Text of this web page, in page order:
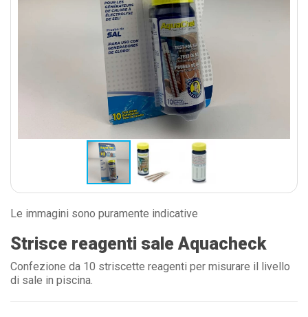
Le immagini sono puramente indicative
Strisce reagenti sale Aquacheck
Confezione da 10 striscette reagenti per misurare il livello
di sale in piscina.